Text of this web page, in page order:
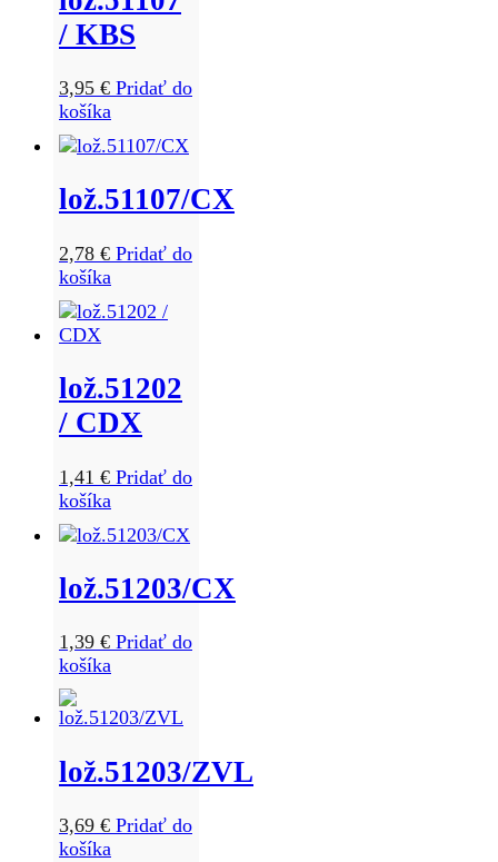
/ KBS
3,95 € Pridať do
košíka
lož.51107/CX
2,78 € Pridať do
košíka
lož.51202
/ CDX
1,41 € Pridať do
košíka
lož.51203/CX
1,39 € Pridať do
košíka
lož.51203/ZVL
3,69 € Pridať do
košíka